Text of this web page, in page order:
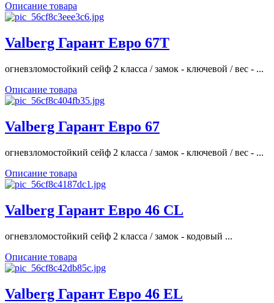
Описание товара
Valberg Гарант Евро 67T
огневзломостойкий сейф 2 класса / замок - ключевой / вес - ...
Описание товара
Valberg Гарант Евро 67
огневзломостойкий сейф 2 класса / замок - ключевой / вес - ...
Описание товара
Valberg Гарант Евро 46 CL
огневзломостойкий сейф 2 класса / замок - кодовый ...
Описание товара
Valberg Гарант Евро 46 EL